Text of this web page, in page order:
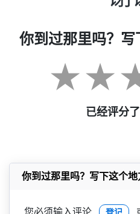
你到过那里吗？
已经评分了
你到过那里吗？写下这个地